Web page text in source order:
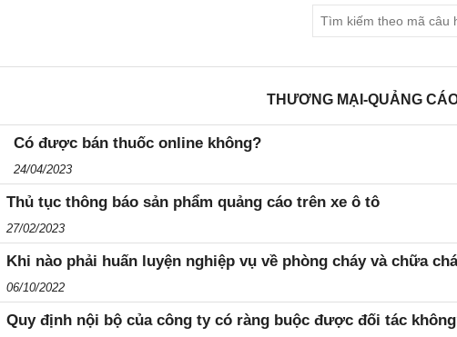
THƯƠNG MẠI-QUẢNG
Có được bán thuốc online không?
24/04/2023
Thủ tục thông báo sản phẩm quảng cáo trên xe ô tô
27/02/2023
Khi nào phải huấn luyện nghiệp vụ về phòng cháy và chữa
06/10/2022
Quy định nội bộ của công ty có ràng buộc được đối tác